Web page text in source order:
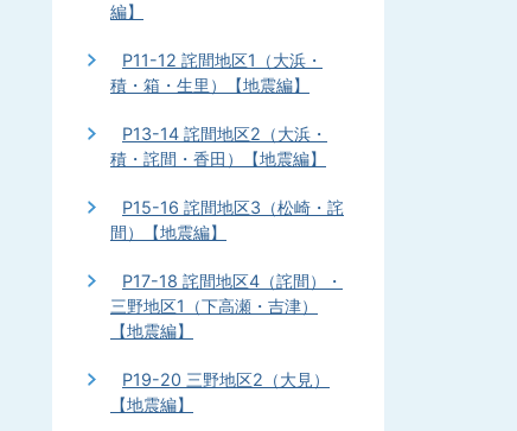
編】
P11-12 詫間地区1（大浜・
積・箱・生里）【地震編】
P13-14 詫間地区2（大浜・
積・詫間・香田）【地震編】
P15-16 詫間地区3（松崎・詫
間）【地震編】
P17-18 詫間地区4（詫間）・
三野地区1（下高瀬・吉津）
【地震編】
P19-20 三野地区2（大見）
【地震編】